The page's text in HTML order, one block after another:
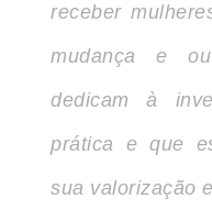
receber
mudança e
dedicam à
prática e que
sua valorização